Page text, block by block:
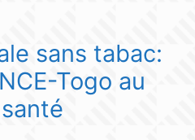
sans tabac:
Togo au